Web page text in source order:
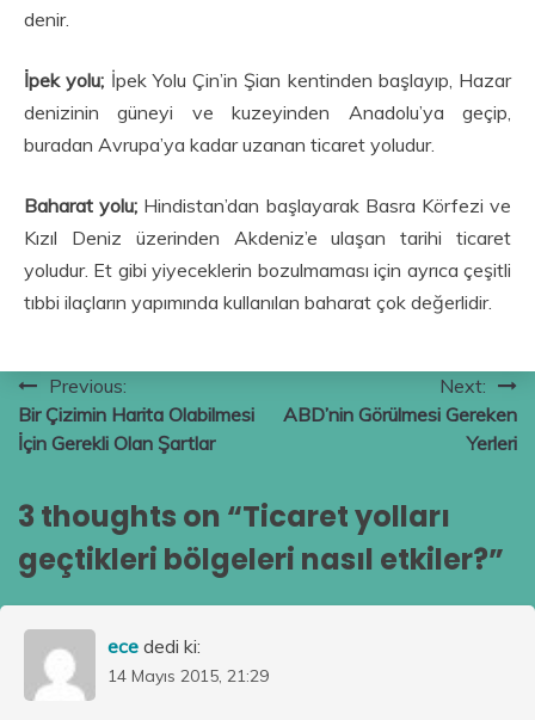
denir.
İpek yolu; İpek Yolu Çin’in Şian kentinden başlayıp, Hazar
denizinin güneyi ve kuzeyinden Anadolu’ya geçip,
buradan Avrupa’ya kadar uzanan ticaret yoludur.
Baharat yolu; Hindistan’dan başlayarak Basra Körfezi ve
Kızıl Deniz üzerinden Akdeniz’e ulaşan tarihi ticaret
yoludur. Et gibi yiyeceklerin bozulmaması için ayrıca çeşitli
tıbbi ilaçların yapımında kullanılan baharat çok değerlidir.
Yazı
gezinmesi
Previous:
Bir Çizimin Harita Olabilmesi
İçin Gerekli Olan Şartlar
Next:
ABD’nin Görülmesi Gereken
Yerleri
3 thoughts on “Ticaret yolları
geçtikleri bölgeleri nasıl etkiler?”
ece dedi ki:
14 Mayıs 2015, 21:29